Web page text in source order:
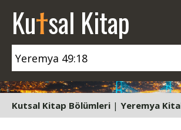
Kutsal Kitap
Kutsal Kitap Bölümleri | Yeremya